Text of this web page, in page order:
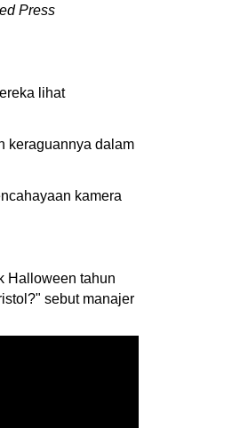
Press
lihat
keraguannya dalam
kamera
Halloween tahun
sebut manajer